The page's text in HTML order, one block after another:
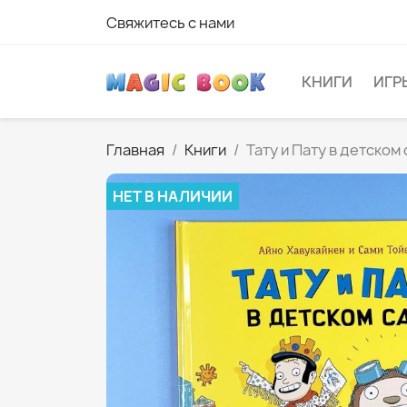
Свяжитесь с нами
КНИГИ
Главная Книги Тату и Пату в детском
НЕТ В НАЛИЧИИ